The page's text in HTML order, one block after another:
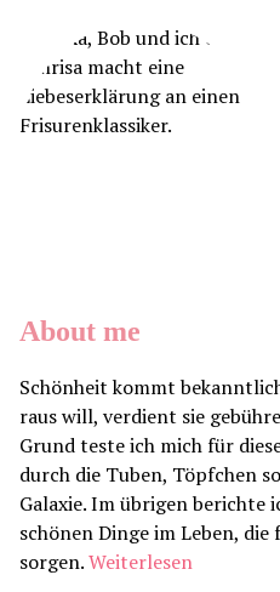
About me
Schönheit kommt
raus will, verdient sie
Grund teste ich mich für
durch die Tuben, Töpfchen
Galaxie. Im übrigen berichte
schönen Dinge im Leben,
sorgen.Weiterlesen